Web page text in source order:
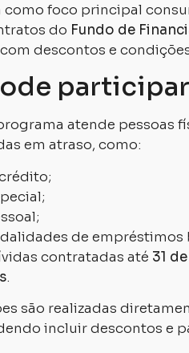
como foco principal
do Fundo de
descontos e
atende pessoas
em atraso, como:
de empréstimos
contratadas até 31
.
são realizadas
incluir descontos e